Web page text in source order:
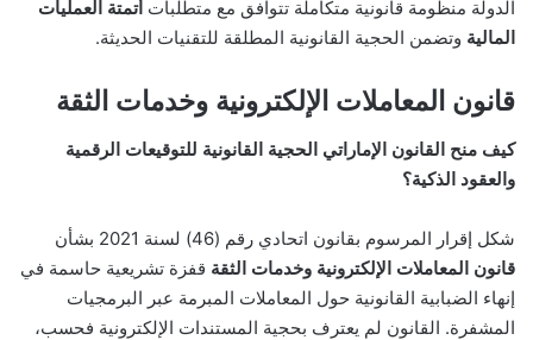
الدولة منظومة قانونية متكاملة تتوافق مع متطلبات أتمتة العمليات
المالية وتضمن الحجية القانونية المطلقة للتقنيات الحديثة.
قانون المعاملات الإلكترونية وخدمات الثقة
كيف منح القانون الإماراتي الحجية القانونية للتوقيعات الرقمية
والعقود الذكية؟
شكل إقرار المرسوم بقانون اتحادي رقم (46) لسنة 2021 بشأن
قانون المعاملات الإلكترونية وخدمات الثقة قفزة تشريعية حاسمة في
إنهاء الضبابية القانونية حول المعاملات المبرمة عبر البرمجيات
المشفرة. القانون لم يعترف بحجية المستندات الإلكترونية فحسب،